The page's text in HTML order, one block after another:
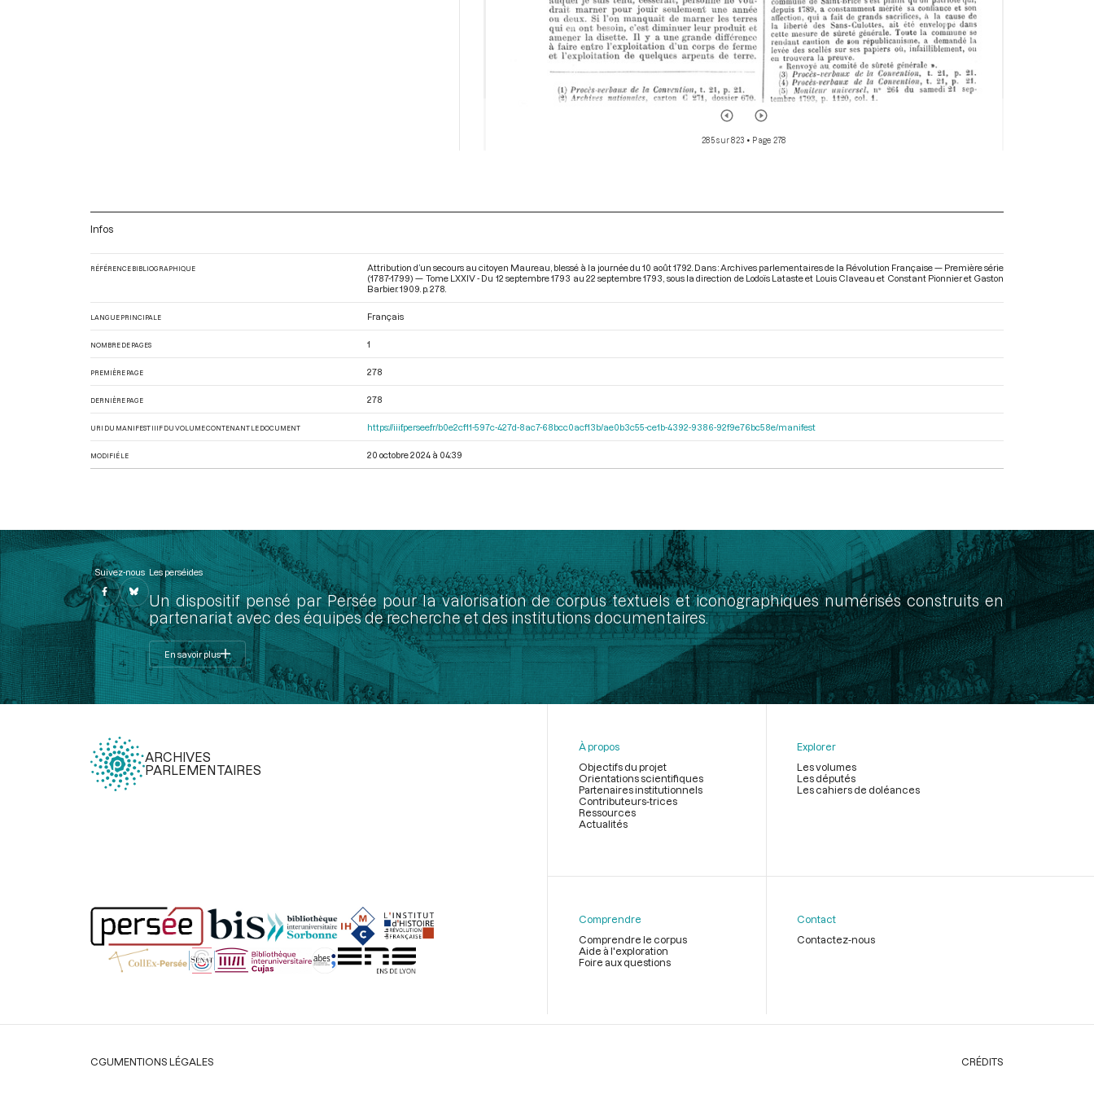
285 sur 823 • Page 278
Infos
RÉFÉRENCE BIBLIOGRAPHIQUE
Attribution d’un secours au citoyen Maureau, blessé à la journée du 10 août 1792. Dans : Archives parlementaires de la Révolution Française — Première série
(1787-1799) — Tome LXXIV - Du 12 septembre 1793 au 22 septembre 1793 , sous la direction de Lodoïs Lataste et Louis Claveau et Constant Pionnier et Gaston
Barbier. 1909. p. 278.
LANGUE PRINCIPALE Français
NOMBRE DE PAGES 1
PREMIÈRE PAGE 278
DERNIÈRE PAGE 278
URI DU MANIFEST IIIF DU VOLUME CONTENANT LE DOCUMENT https://iiif.persee.fr/b0e2cf11-597c-427d-8ac7-68bcc0acf13b/ae0b3c55-ce1b-4392-9386-92f9e76bc58e/manifest
MODIFIÉ LE 20 octobre 2024 à 04:39
Suivez-nous Les perséides
Un dispositif pensé par Persée pour la valorisation de corpus textuels et iconographiques numérisés construits en
partenariat avec des équipes de recherche et des institutions documentaires.
En savoir plus
ARCHIVES
PARLEMENTAIRES
page
À propos
Objectifs du projet
Orientations scientifiques
Partenaires institutionnels
Contributeurs-trices
Ressources
Actualités
Explorer
Les volumes
Les députés
Les cahiers de doléances
Comprendre
Comprendre le corpus
Aide à l'exploration
Foire aux questions
Contact
Contactez-nous
Légal
CGUMENTIONS LÉGALES CRÉDITS